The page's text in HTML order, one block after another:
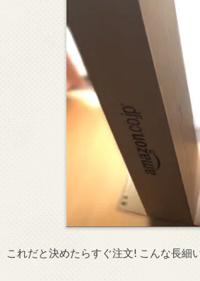
これだと決めたらすぐ注文! こんな長細